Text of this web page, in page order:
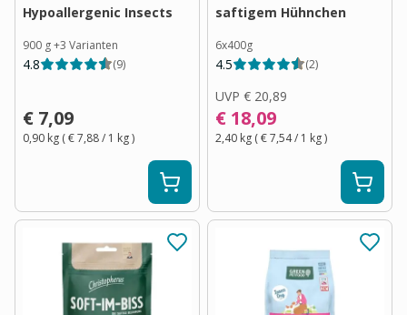
Hypoallergenic Insects
900 g+3 Varianten
4.8 (9)
€ 7,09
0,90 kg (€ 7,88/ 1 kg)
saftigem Hühnchen
6x400g
4.5 (2)
UVP € 20,89
€ 18,09
2,40 kg (€ 7,54/ 1 kg)